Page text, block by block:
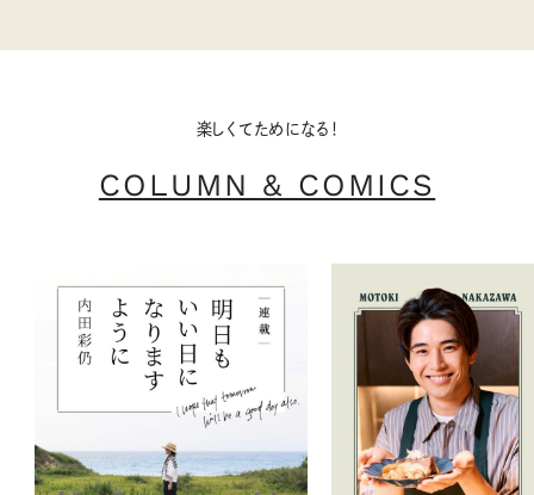
楽しくてためになる！
COLUMN & COMICS